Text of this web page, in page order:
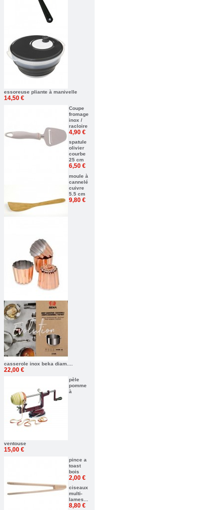
essoreuse pliante à manivelle
14,50 €
Coupe
fromage
inox /
racloire
4,90 €
spatule
olivier
courbe
25 cm
6,50 €
moule à
cannelé
cuivre
5.5 cm
9,80 €
casserole inox beka diam....
22,00 €
pèle
pomme
à
ventouse
15,00 €
pince a
toast
bois
2,00 €
ciseaux
multi-
lames...
8,80 €